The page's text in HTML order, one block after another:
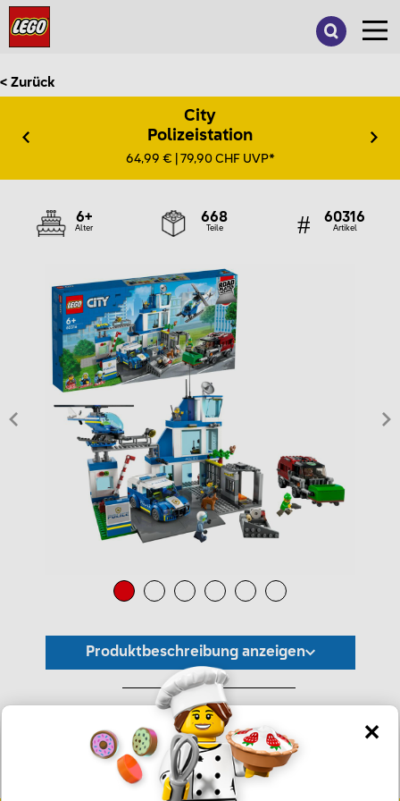
< Zurück
City
Polizeistation
64,99 € | 79,90 CHF UVP*
6+
Alter
668
Teile
60316
Artikel
Produktbeschreibung anzeigen
*Unverbindliche Preisempfehlung -
Die Preisgestaltung liegt im alleinigen Ermessen des Händlers